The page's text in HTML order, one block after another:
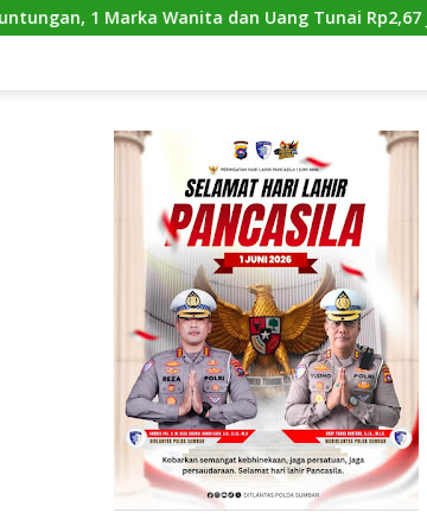
dan Uang Tunai Rp2,67 Juta Diamankan